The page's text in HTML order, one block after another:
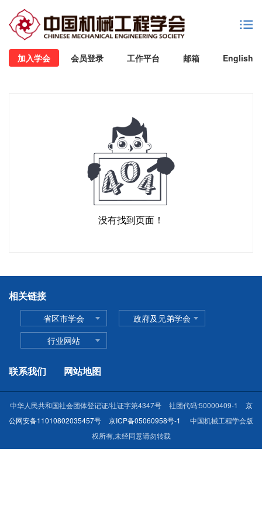
加入学会 会员登录 工作平台 邮箱 English
没有找到页面！
相关链接
省区市学会
政府及兄弟学会
行业网站
联系我们 网站地图
中华人民共和国社会团体登记证/社证字第4347号 社团代码:50000409-1
京
公网安备11010802035457号
京ICP备05060958号-1
中国机械工程学会版
权所有,未经同意请勿转载